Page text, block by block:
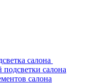
салона
салона
салона